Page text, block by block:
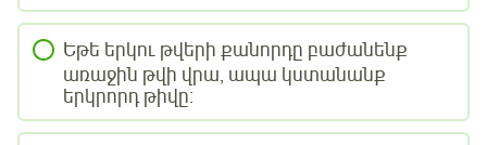
Եթե երկու թվերի քանորդը բաժանենք
առաջին թվի վրա, ապա կստանանք
երկրորդ թիվը: